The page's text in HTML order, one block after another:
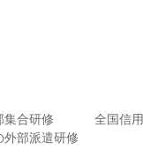
合研修 　　　全国信